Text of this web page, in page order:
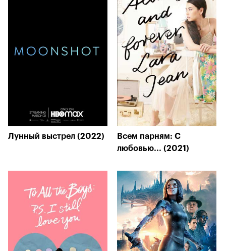
Лунный выстрел (2022)
Всем парням: С
любовью... (2021)